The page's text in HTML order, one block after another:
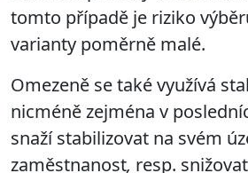
tomto případě je riziko
varianty poměrně malé.
Omezeně se také využívá
nicméně zejména v
snaží stabilizovat na svém
zaměstnanost, resp. snižovat